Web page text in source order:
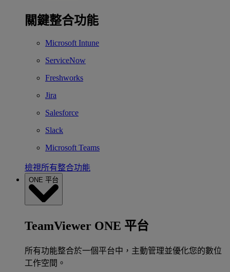
關鍵整合功能
Microsoft Intune
ServiceNow
Freshworks
Jira
Salesforce
Slack
Microsoft Teams
檢視所有整合功能
ONE 平台
TeamViewer ONE 平台
所有功能整合於一個平台中，主動管理並優化您的數位
工作空間。